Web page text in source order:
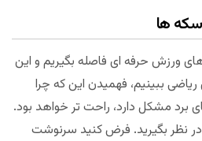
ها
ورزش حرفه ای فاصله بگیریم و این
ببینیم، فهمیدن این که چرا
برد مشکل دارد، راحت تر خواهد بود.
در نظر بگیرید. فرض کنید سرنوشت